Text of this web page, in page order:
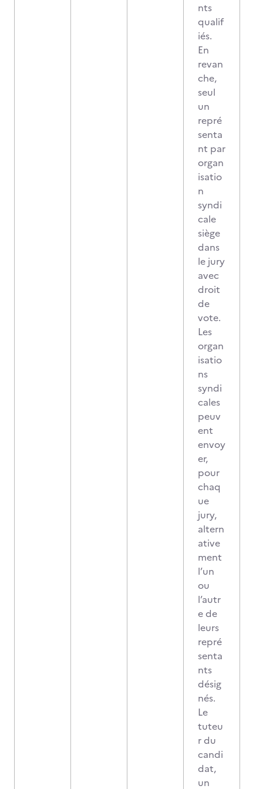
nts
qualif
iés.
En
revan
che,
seul
un
repré
senta
nt par
organ
isatio
n
syndi
cale
siège
dans
le jury
avec
droit
de
vote.
Les
organ
isatio
ns
syndi
cales
peuv
ent
envoy
er,
pour
chaq
ue
jury,
altern
ative
ment
l’un
ou
l’autr
e de
leurs
repré
senta
nts
désig
nés.
Le
tuteu
r du
candi
dat,
un